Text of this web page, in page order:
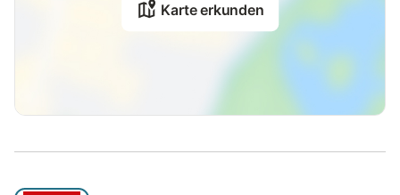
Karte erkunden